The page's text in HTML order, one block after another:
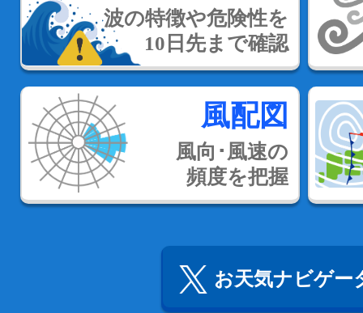
波の特徴や危険性を
10日先まで確認
風配図
風向･風速の
頻度を把握
お天気ナビゲー